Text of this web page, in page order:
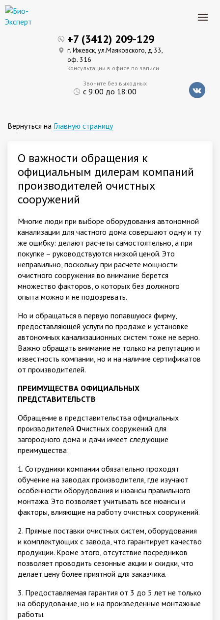
Звоните без выходных
с 9:00 до 18:00
+7 (3412) 209-129
г. Ижевск, ул.Маяковского, д.33,
оф. 316
Консультации в офисе по записи
Вернуться на Главную страницу
О важности обращения к
официальным дилерам компаний
производителей очистных
сооружений
Многие люди при выборе оборудования автономной
канализации для частного дома совершают одну и ту
же ошибку: делают расчеты самостоятельно, а при
покупке – руководствуются низкой ценой. Это
неправильно, поскольку при расчете мощности
очистного сооружения во внимание берется
множество факторов, о которых без должного
опыта можно и не подозревать.
Но и обращаться в первую попавшуюся фирму,
предоставляющей услуги по продаже и установке
автономных канализационных систем тоже не верно.
Важно обращать внимание не только на репутацию и
известность компании, но и на наличие сертификатов
от производителей.
ПРЕИМУЩЕСТВА ОФИЦИАЛЬНЫХ
ПРЕДСТАВИТЕЛЬСТВ
Обращение в представительства официальных
производителей Очистных сооружений для
загородного дома и дачи имеет следующие
преимущества:
1. Сотрудники компании обязательно проходят
обучение на заводах производителя, где изучают
особенности оборудования и нюансы правильного
монтажа. Это позволяет учитывать все нюансы и
факторы, влияющие на работу очистных сооружений.
2. Прямые поставки очистных систем, оборудования
и комплектующих с завода, что гарантирует качество
продукции. Кроме этого, отсутствие посредников
позволяет проводить сезонные акции и скидки, что
делает цену более приятной для заказчика.
3. Предоставляемая гарантия от 3 до 5 лет не только
на оборудование, но и на произведенные монтажные
работы.